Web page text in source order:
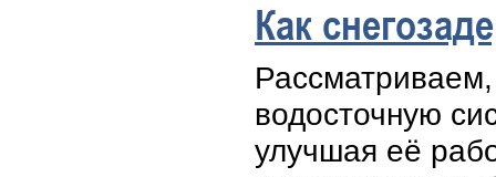
Как
водосточную
улучшая её